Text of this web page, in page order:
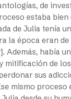
de
estaba
de Julia tenía
la época eran
Además, había
mitificación de
sus
mismo proceso